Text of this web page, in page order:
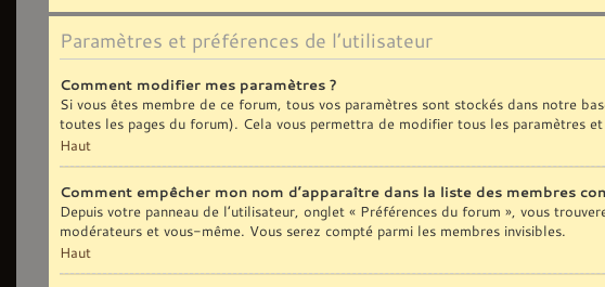
Paramètres et préférences de l’utilisateur
Comment modifier mes paramètres ?
Si vous êtes membre de ce forum, tous vos paramètres sont stockés dans notre
toutes les pages du forum). Cela vous permettra de modifier tous les paramètres
Haut
Comment empêcher mon nom d’apparaître dans la liste des membres
Depuis votre panneau de l’utilisateur, onglet « Préférences du forum », vous
modérateurs et vous-même. Vous serez compté parmi les membres invisibles.
Haut